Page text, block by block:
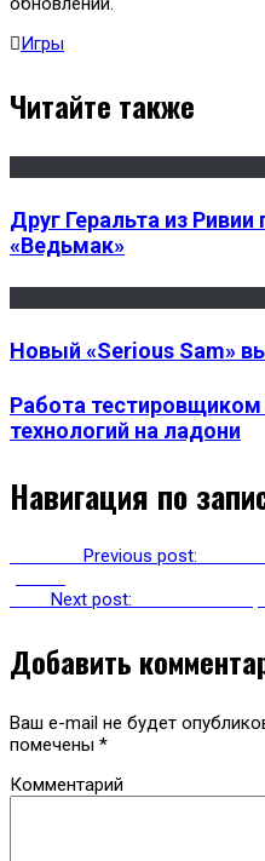
Игры
Читайте также
Друг Геральта из Ривии
«Ведьмак»
Новый «Serious Sam»
Работа
технологий на ладони
Навигация по
Previous post:
Next post:
Добавить
Ваш e-mail не будет
помечены *
Комментарий